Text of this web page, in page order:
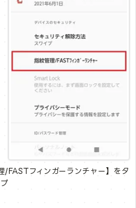
/FASTフィンガーランチャー】をタ